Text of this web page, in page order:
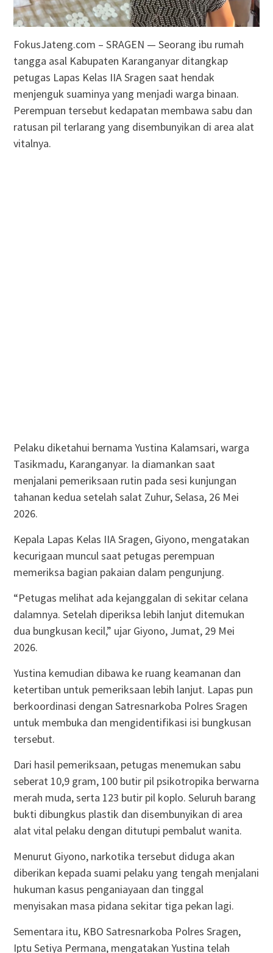
FokusJateng.com – SRAGEN — Seorang ibu rumah
tangga asal Kabupaten Karanganyar ditangkap
petugas Lapas Kelas IIA Sragen saat hendak
menjenguk suaminya yang menjadi warga binaan.
Perempuan tersebut kedapatan membawa sabu dan
ratusan pil terlarang yang disembunyikan di area alat
vitalnya.
Pelaku diketahui bernama Yustina Kalamsari, warga
Tasikmadu, Karanganyar. Ia diamankan saat
menjalani pemeriksaan rutin pada sesi kunjungan
tahanan kedua setelah salat Zuhur, Selasa, 26 Mei
2026.
Kepala Lapas Kelas IIA Sragen, Giyono, mengatakan
kecurigaan muncul saat petugas perempuan
memeriksa bagian pakaian dalam pengunjung.
“Petugas melihat ada kejanggalan di sekitar celana
dalamnya. Setelah diperiksa lebih lanjut ditemukan
dua bungkusan kecil,” ujar Giyono, Jumat, 29 Mei
2026.
Yustina kemudian dibawa ke ruang keamanan dan
ketertiban untuk pemeriksaan lebih lanjut. Lapas pun
berkoordinasi dengan Satresnarkoba Polres Sragen
untuk membuka dan mengidentifikasi isi bungkusan
tersebut.
Dari hasil pemeriksaan, petugas menemukan sabu
seberat 10,9 gram, 100 butir pil psikotropika berwarna
merah muda, serta 123 butir pil koplo. Seluruh barang
bukti dibungkus plastik dan disembunyikan di area
alat vital pelaku dengan ditutupi pembalut wanita.
Menurut Giyono, narkotika tersebut diduga akan
diberikan kepada suami pelaku yang tengah menjalani
hukuman kasus penganiayaan dan tinggal
menyisakan masa pidana sekitar tiga pekan lagi.
Sementara itu, KBO Satresnarkoba Polres Sragen,
Iptu Setiya Permana, mengatakan Yustina telah